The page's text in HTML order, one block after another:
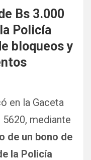
Bs 3.000
Policía
bloqueos y
en la Gaceta
mediante
de un bono de
la Policía